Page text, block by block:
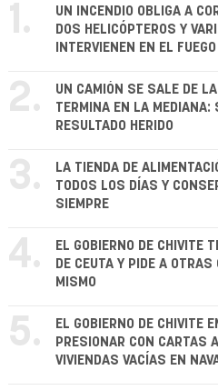
1.
UN INCENDIO OBLIGA A
DOS HELICÓPTEROS Y
INTERVIENEN EN EL FUEGO
2.
UN CAMIÓN SE SALE DE
TERMINA EN LA MEDIANA:
RESULTADO HERIDO
3.
LA TIENDA DE
TODOS LOS DÍAS Y
SIEMPRE
4.
EL GOBIERNO DE CHIVITE
DE CEUTA Y PIDE A
MISMO
5.
EL GOBIERNO DE CHIVITE
PRESIONAR CON CARTAS
VIVIENDAS VACÍAS EN